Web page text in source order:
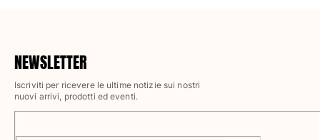
Camicie
Felpe
NEWSLETTER
Iscriviti per ricevere le ultime notizie sui nostri
nuovi arrivi, prodotti ed eventi.